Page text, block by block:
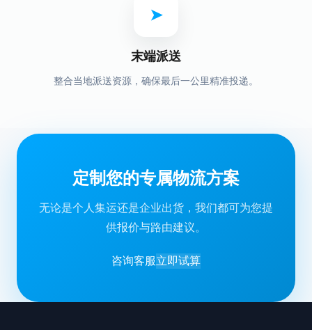
➤
末端派送
整合当地派送资源，确保最后一公里精准投递。
定制您的专属物流方案
无论是个人集运还是企业出货，我们都可为您提
供报价与路由建议。
咨询客服立即试算